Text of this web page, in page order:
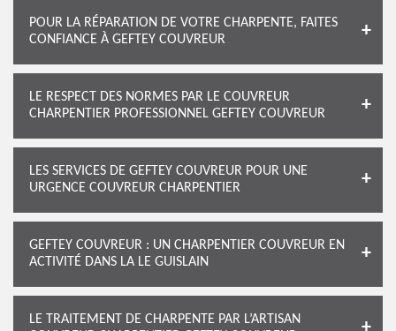
POUR LA RÉPARATION DE VOTRE CHARPENTE, FAITES
CONFIANCE À GEFTEY COUVREUR
LE RESPECT DES NORMES PAR LE COUVREUR
CHARPENTIER PROFESSIONNEL GEFTEY COUVREUR
LES SERVICES DE GEFTEY COUVREUR POUR UNE
URGENCE COUVREUR CHARPENTIER
GEFTEY COUVREUR : UN CHARPENTIER COUVREUR EN
ACTIVITÉ DANS LA LE GUISLAIN
LE TRAITEMENT DE CHARPENTE PAR L’ARTISAN